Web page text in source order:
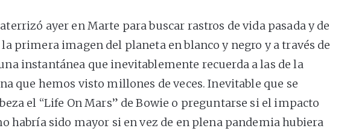
ayer en Marte para buscar rastros de vida pasada y de
primera imagen del planeta en blanco y negro y a través de
instantánea que inevitablemente recuerda a las de la
que hemos visto millones de veces. Inevitable que se
el “Life On Mars” de Bowie o preguntarse si el impacto
habría sido mayor si en vez de en plena pandemia hubiera